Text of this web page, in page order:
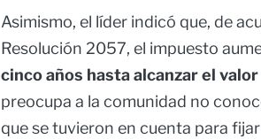
Asimismo, el líder indicó que, de
Resolución 2057, el impuesto
cinco años hasta alcanzar el
preocupa a la comunidad no
que se tuvieron en cuenta para